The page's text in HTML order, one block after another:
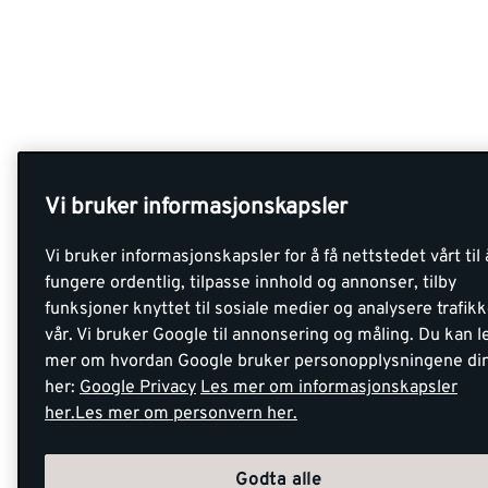
Vi bruker informasjonskapsler
Vi bruker informasjonskapsler for å få nettstedet vårt til
fungere ordentlig, tilpasse innhold og annonser, tilby
funksjoner knyttet til sosiale medier og analysere
vår. Vi bruker Google til annonsering og måling. Du kan
mer om hvordan Google bruker personopplysningene
her: Google Privacy Les mer om informasjonskapsler
her.Les mer om personvern her.
Godta alle